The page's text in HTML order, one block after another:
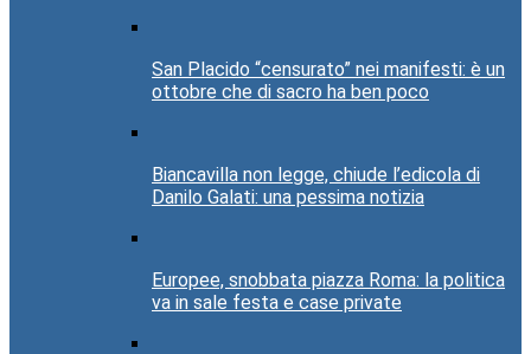
San Placido “censurato” nei manifesti: è un
ottobre che di sacro ha ben poco
Biancavilla non legge, chiude l’edicola di
Danilo Galati: una pessima notizia
Europee, snobbata piazza Roma: la politica
va in sale festa e case private